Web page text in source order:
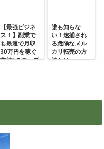
【最強ビジネ
ス！】副業で
も最速で月収
30万円を稼ぐ
方法5ステップ
誰も知らな
い！逮捕され
る危険なメル
カリ転売の方
法とは